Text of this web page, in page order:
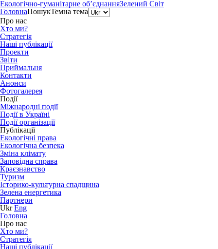
Екологічно-гуманітарне об’єднанняЗелений Світ
ГоловнаПошукТемна тема
Про нас
Хто ми?
Стратегія
Наші публікації
Проекти
Звіти
Приймальня
Контакти
Анонси
Фотогалерея
Події
Міжнародні події
Події в Україні
Події організації
Публікації
Екологічні права
Екологічна безпека
Зміна клімату
Заповідна справа
Краєзнавство
Туризм
Історико-культурна спадщина
Зелена енергетика
Партнери
Ukr Eng
Головна
Про нас
Хто ми?
Стратегія
Наші публікації